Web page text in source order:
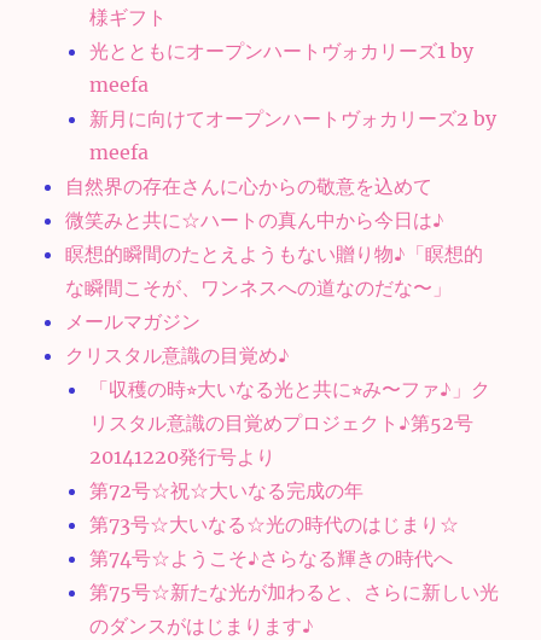
様ギフト
光とともにオープンハートヴォカリーズ1 by
meefa
新月に向けてオープンハートヴォカリーズ2 by
meefa
自然界の存在さんに心からの敬意を込めて
微笑みと共に☆ハートの真ん中から今日は♪
瞑想的瞬間のたとえようもない贈り物♪「瞑想的
な瞬間こそが、ワンネスへの道なのだな〜」
メールマガジン
クリスタル意識の目覚め♪
「収穫の時⭐︎大いなる光と共に⭐︎み〜ファ♪」ク
リスタル意識の目覚めプロジェクト♪第52号
20141220発行号より
第72号☆祝☆大いなる完成の年
第73号☆大いなる☆光の時代のはじまり☆
第74号☆ようこそ♪さらなる輝きの時代へ
第75号☆新たな光が加わると、さらに新しい光
のダンスがはじまります♪